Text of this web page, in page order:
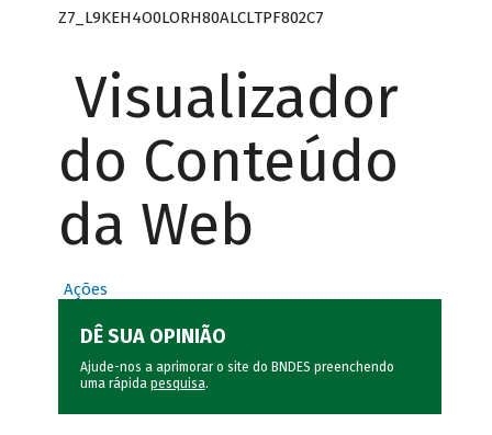
Z7_L9KEH4O0LORH80ALCLTPF802C7
Visualizador
do Conteúdo
da Web
Ações
DÊ SUA OPINIÃO
Ajude-nos a aprimorar o site do BNDES preenchendo
uma rápida pesquisa.